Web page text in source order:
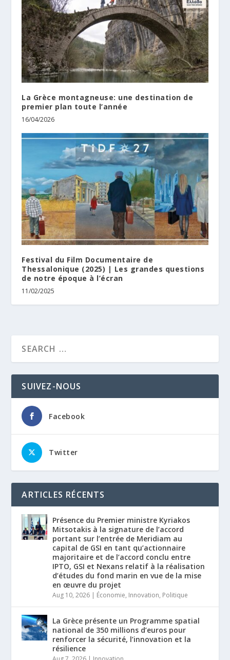
La Grèce montagneuse: une destination de
premier plan toute l’année
16/04/2026
Festival du Film Documentaire de
Thessalonique (2025) | Les grandes questions
de notre époque à l’écran
11/02/2025
SUIVEZ-NOUS
Facebook
Twitter
ARTICLES RÉCENTS
Présence du Premier ministre Kyriakos
Mitsotakis à la signature de l’accord
portant sur l’entrée de Meridiam au
capital de GSI en tant qu’actionnaire
majoritaire et de l’accord conclu entre
IPTO, GSI et Nexans relatif à la réalisation
d’études du fond marin en vue de la mise
en œuvre du projet
Aug 10, 2026 | Économie, Innovation, Politique
La Grèce présente un Programme spatial
national de 350 millions d’euros pour
renforcer la sécurité, l’innovation et la
résilience